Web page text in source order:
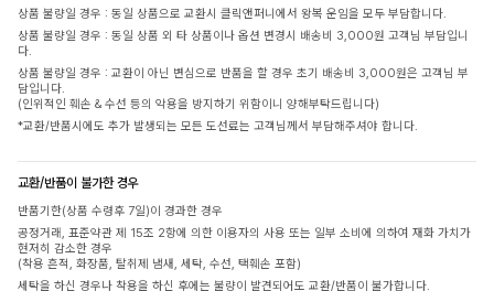
상품 불량일 경우 : 동일 상품으로 교환시 클릭앤퍼니에서 왕복 운임을 모두 부담합니다.
상품 불량일 경우 : 동일 상품 외 타 상품이나 옵션 변경시 배송비 3,000원 고객님 부담입니
다.
상품 불량일 경우 : 교환이 아닌 변심으로 반품을 할 경우 초기 배송비 3,000원은 고객님 부
담입니다.
(인위적인 훼손 & 수선 등의 악용을 방지하기 위함이니 양해부탁드립니다)
*교환/반품시에도 추가 발생되는 모든 도선료는 고객님께서 부담해주셔야 합니다.
교환/반품이 불가한 경우
반품기한(상품 수령후 7일)이 경과한 경우
공정거래, 표준약관 제 15조 2항에 의한 이용자의 사용 또는 일부 소비에 의하여 재화 가치가
현저히 감소한 경우
(착용 흔적, 화장품, 탈취제 냄새, 세탁, 수선, 택훼손 포함)
세탁을 하신 경우나 착용을 하신 후에는 불량이 발견되어도 교환/반품이 불가합니다.